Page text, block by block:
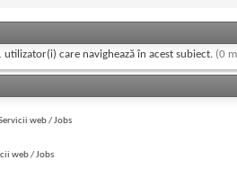
care navighează în acest subiect. (0
web / Jobs
web / Jobs